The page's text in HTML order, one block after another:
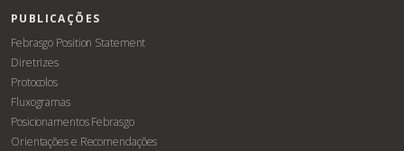
PUBLICAÇÕES
Febrasgo Position Statement
Diretrizes
Protocolos
Fluxogramas
Posicionamentos Febrasgo
Orientações e Recomendações